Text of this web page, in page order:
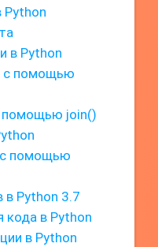
Python
в Python
с помощью
помощью join()
с помощью
Python 3.7
кода в Python
в Python